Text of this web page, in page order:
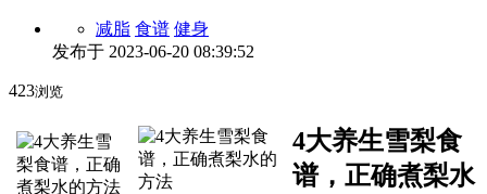
减脂 食谱 健身
发布于 2023-06-20 08:39:52
423浏览
4大养生雪梨食
谱，正确煮梨水